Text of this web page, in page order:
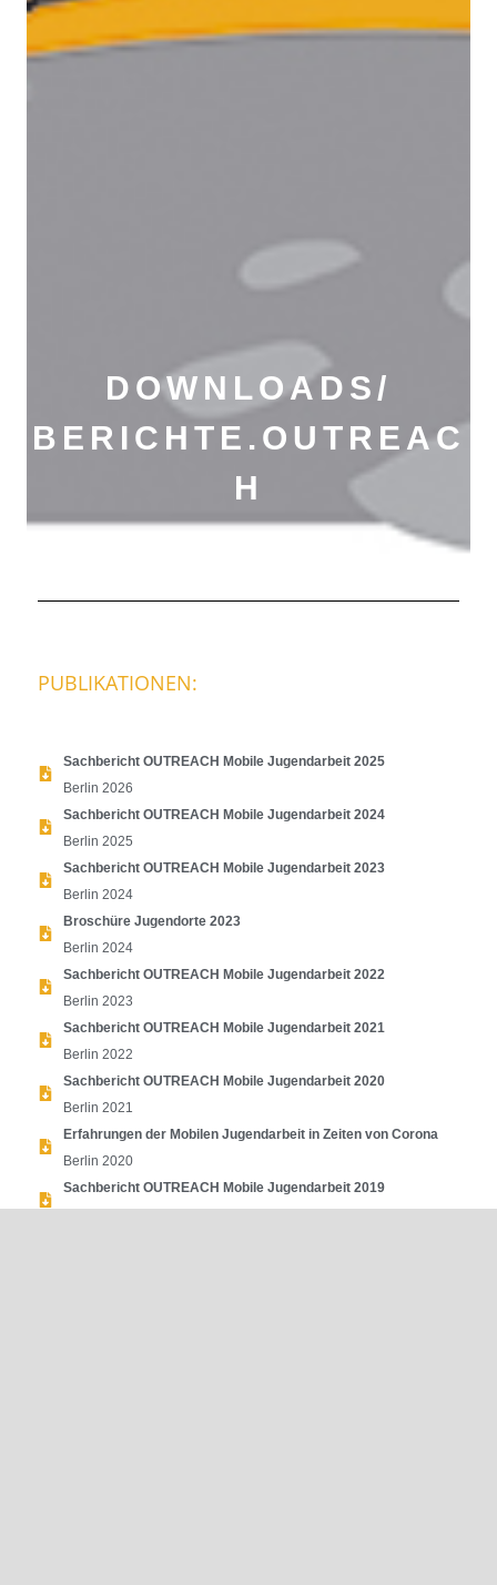
DOWNLOADS/
BERICHTE.OUTREAC
H
PUBLIKATIONEN:
Sachbericht OUTREACH Mobile Jugendarbeit 2025
Berlin 2026
Sachbericht OUTREACH Mobile Jugendarbeit 2024
Berlin 2025
Sachbericht OUTREACH Mobile Jugendarbeit 2023
Berlin 2024
Broschüre Jugendorte 2023
Berlin 2024
Sachbericht OUTREACH Mobile Jugendarbeit 2022
Berlin 2023
Sachbericht OUTREACH Mobile Jugendarbeit 2021
Berlin 2022
Sachbericht OUTREACH Mobile Jugendarbeit 2020
Berlin 2021
Erfahrungen der Mobilen Jugendarbeit in Zeiten von Corona
Berlin 2020
Sachbericht OUTREACH Mobile Jugendarbeit 2019
Berlin 2020